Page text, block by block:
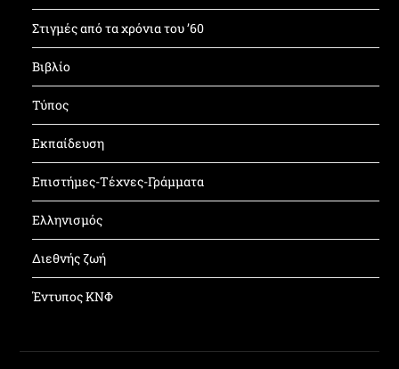
Στιγμές από τα χρόνια του ’60
Βιβλίο
Τύπος
Εκπαίδευση
Επιστήμες-Τέχνες-Γράμματα
Ελληνισμός
Διεθνής ζωή
Έντυπος ΚΝΦ